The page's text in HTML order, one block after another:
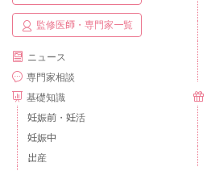
監修医師・専門家一覧
ニュース
専門家相談
基礎知識
妊娠前・妊活
妊娠中
出産